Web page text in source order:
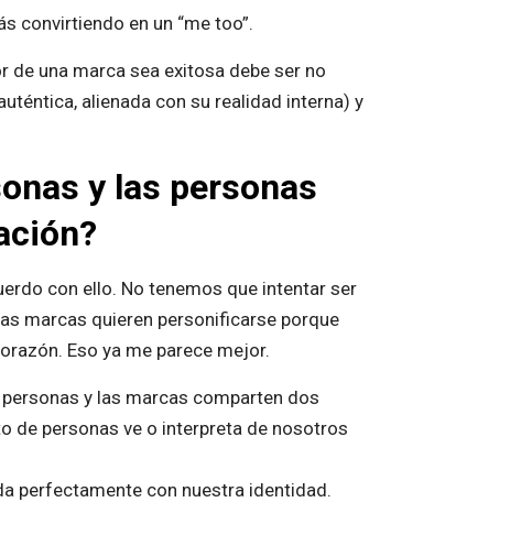
convirtiendo en un “me too”.
de una marca sea exitosa debe ser no
alienada con su realidad interna) y
y las personas
con ello. No tenemos que intentar ser
marcas quieren personificarse porque
Eso ya me parece mejor.
y las marcas comparten dos
de personas ve o interpreta de nosotros
perfectamente con nuestra identidad.